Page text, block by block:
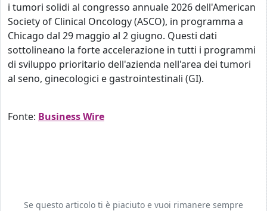
i tumori solidi al congresso annuale 2026 dell'American
Society of Clinical Oncology (ASCO), in programma a
Chicago dal 29 maggio al 2 giugno. Questi dati
sottolineano la forte accelerazione in tutti i programmi
di sviluppo prioritario dell'azienda nell'area dei tumori
al seno, ginecologici e gastrointestinali (GI).
Fonte: Business Wire
Se questo articolo ti è piaciuto e vuoi rimanere sempre